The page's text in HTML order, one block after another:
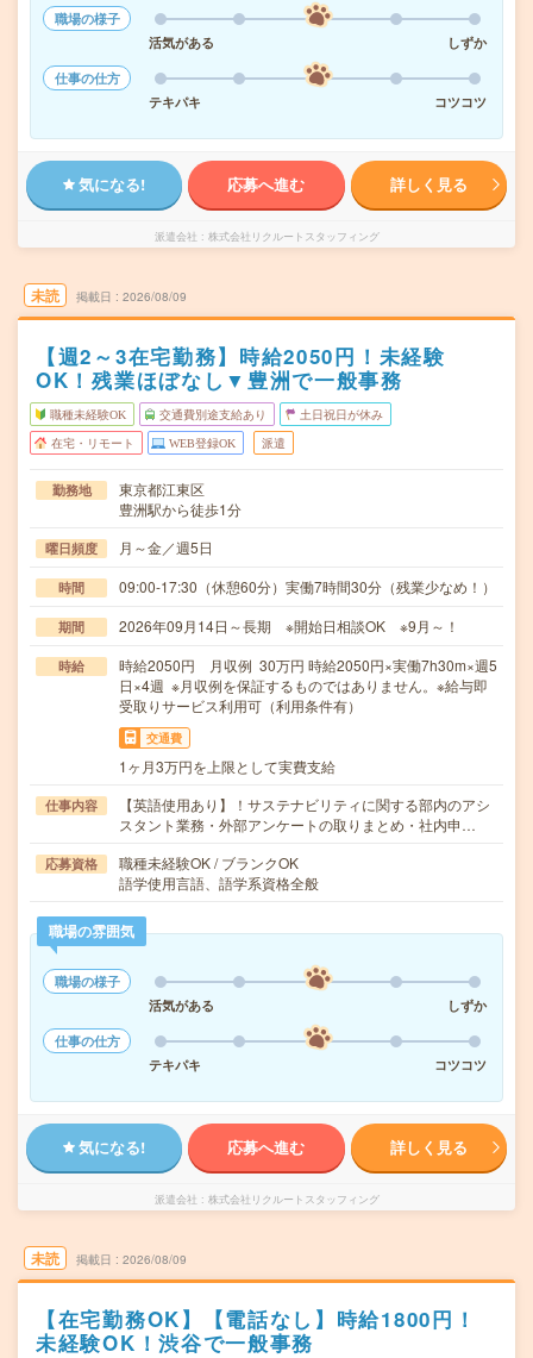
職場の様子
活気がある
しずか
仕事の仕方
テキパキ
コツコツ
気になる! 応募へ進む 詳しく見る
派遣会社 株式会社リクルートスタッフィング
未読 掲載日 2026/08/09
【週2～3在宅勤務】時給2050円！未経験
OK！残業ほぼなし▼豊洲で一般事務
職種未経験OK 交通費別途支給あり 土日祝日が休み
在宅・リモート WEB登録OK 派遣
勤務地
東京都江東区
豊洲駅から徒歩1分
曜日頻度 月～金／週5日
時間 09:00-17:30（休憩60分）実働7時間30分（残業少なめ！）
期間 2026年09月14日～長期 ※開始日相談OK ※9月～！
時給
時給2050円 月収例 30万円 時給2050円×実働7h30m×週5
日×4週 ※月収例を保証するものではありません。※給与即
受取りサービス利用可（利用条件有）
交通費
1ヶ月3万円を上限として実費支給
仕事内容
【英語使用あり】！サステナビリティに関する部内のアシ
スタント業務・外部アンケートの取りまとめ・社内申…
応募資格
職種未経験OK / ブランクOK
語学使用言語、語学系資格全般
職場の雰囲気
職場の様子
活気がある
しずか
仕事の仕方
テキパキ
コツコツ
気になる! 応募へ進む 詳しく見る
派遣会社 株式会社リクルートスタッフィング
未読 掲載日 2026/08/09
【在宅勤務OK】【電話なし】時給1800円！
未経験OK！渋谷で一般事務